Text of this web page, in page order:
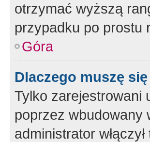
otrzymać wyższą
przypadku po prostu
Góra
Dlaczego muszę
Tylko zarejestrowani
poprzez wbudowany
administrator